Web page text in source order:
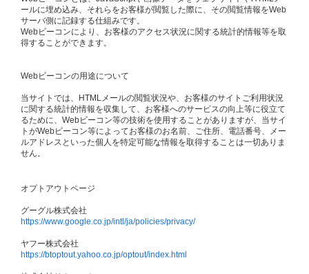
ールに埋め込み、それらをお客様が閲覧した際に、その閲覧情報をWeb
サーバ側に記録する仕組みです。
Webビーコンにより、お客様のアクセス状況に関する統計的情報等を取
得することができます。
Webビーコンの用途について
当サイトでは、HTMLメールの閲覧状況や、お客様のサイトご利用状況
に関する統計的情報を収集して、お客様へのサービスの向上等に役立て
るために、Webビーコン等の技術を使用することがありますが、当サイ
トがWebビーコン等によってお客様のお名前、ご住所、電話番号、メー
ルアドレスといった個人を特定可能な情報を取得することは一切ありま
せん。
オプトアウトページ
グーグル株式会社
https://www.google.co.jp/intl/ja/policies/privacy/
ヤフー株式会社
https://btoptout.yahoo.co.jp/optout/index.html